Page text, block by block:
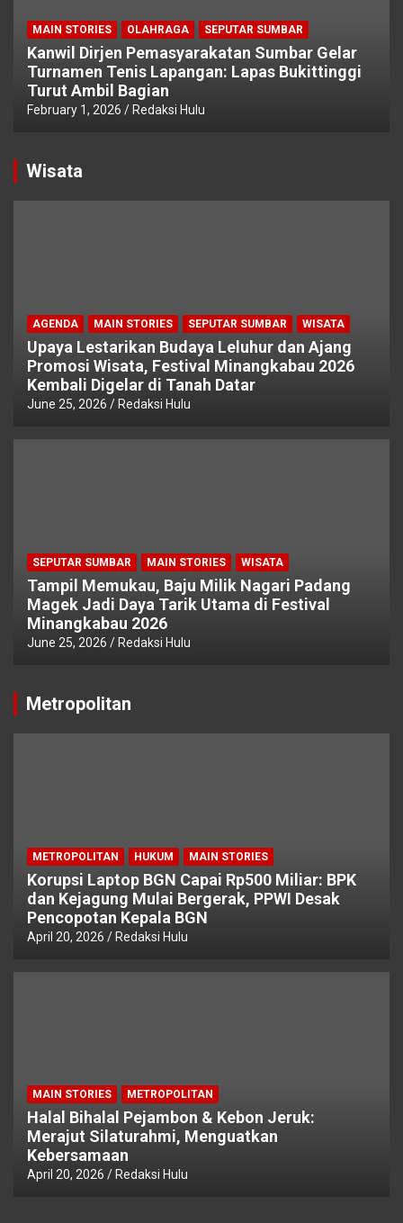
MAIN STORIES OLAHRAGA SEPUTAR SUMBAR
Kanwil Dirjen Pemasyarakatan Sumbar Gelar
Turnamen Tenis Lapangan: Lapas Bukittinggi
Turut Ambil Bagian
February 1, 2026 Redaksi Hulu
Wisata
AGENDA MAIN STORIES SEPUTAR SUMBAR WISATA
Upaya Lestarikan Budaya Leluhur dan Ajang
Promosi Wisata, Festival Minangkabau 2026
Kembali Digelar di Tanah Datar
June 25, 2026 Redaksi Hulu
SEPUTAR SUMBAR MAIN STORIES WISATA
Tampil Memukau, Baju Milik Nagari Padang
Magek Jadi Daya Tarik Utama di Festival
Minangkabau 2026
June 25, 2026 Redaksi Hulu
Metropolitan
METROPOLITAN HUKUM MAIN STORIES
Korupsi Laptop BGN Capai Rp500 Miliar: BPK
dan Kejagung Mulai Bergerak, PPWI Desak
Pencopotan Kepala BGN
April 20, 2026 Redaksi Hulu
MAIN STORIES METROPOLITAN
Halal Bihalal Pejambon & Kebon Jeruk:
Merajut Silaturahmi, Menguatkan
Kebersamaan
April 20, 2026 Redaksi Hulu